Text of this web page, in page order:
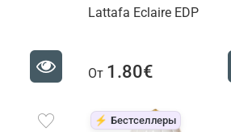
Lattafa Eclaire EDP
От 1.80€
⚡ Бестселлеры